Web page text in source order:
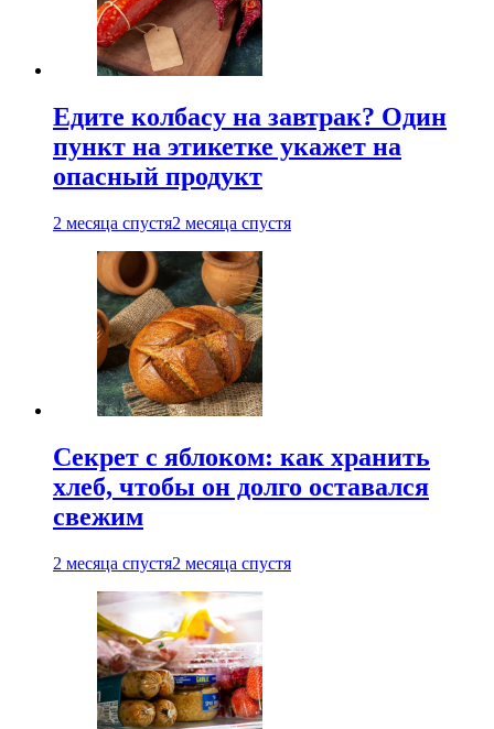
Едите колбасу на завтрак? Один
пункт на этикетке укажет на
опасный продукт
2 месяца спустя2 месяца спустя
Секрет с яблоком: как хранить
хлеб, чтобы он долго оставался
свежим
2 месяца спустя2 месяца спустя